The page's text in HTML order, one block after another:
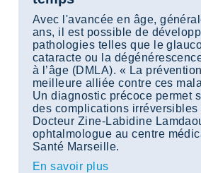
Avec l'avancée en âge,
ans, il est possible de
pathologies telles que le
cataracte ou la
à l’âge (DMLA). « La
meilleure alliée contre ces
Un diagnostic précoce permet
des complications
Docteur Zine-Labidine
ophtalmologue au centre
Santé Marseille.
En savoir plus